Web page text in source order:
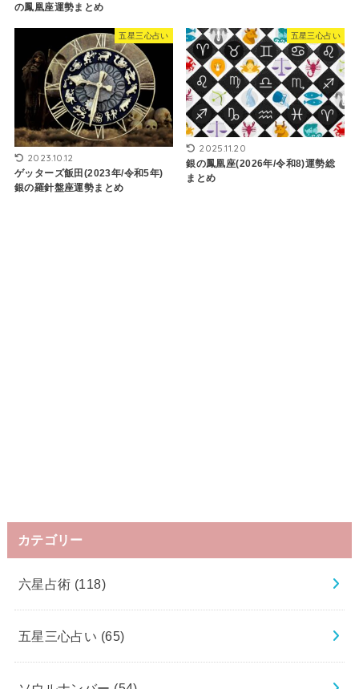
の鳳凰座運勢まとめ
五星三心占い
2023.10.12
ゲッターズ飯田(2023年/令和5年)
銀の羅針盤座運勢まとめ
五星三心占い
2025.11.20
銀の鳳凰座(2026年/令和8)運勢総
まとめ
カテゴリー
六星占術 (118)
五星三心占い (65)